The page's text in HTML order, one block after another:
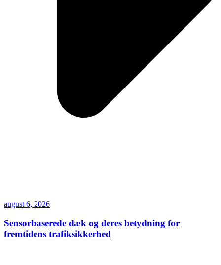
august 6, 2026
Sensorbaserede dæk og deres betydning for
fremtidens trafiksikkerhed